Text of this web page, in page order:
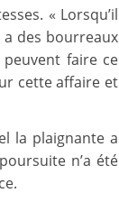
« Lorsqu’il
a des bourreaux
peuvent faire ce
cette affaire et
la plaignante a
n’a été